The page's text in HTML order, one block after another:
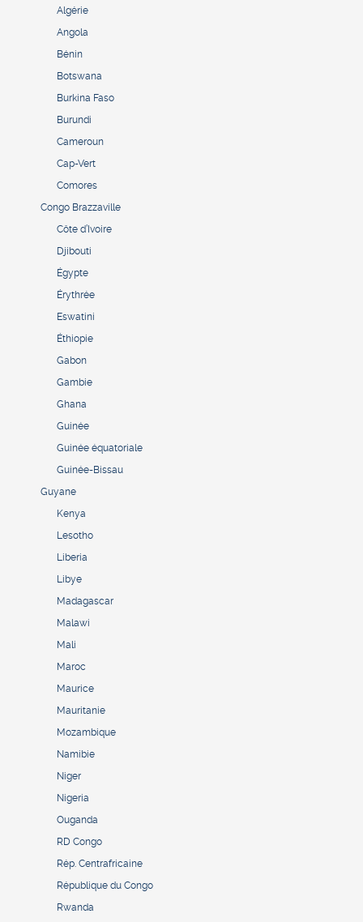
Algérie
Angola
Bénin
Botswana
Burkina Faso
Burundi
Cameroun
Cap-Vert
Comores
Congo Brazzaville
Côte d’Ivoire
Djibouti
Égypte
Érythrée
Eswatini
Éthiopie
Gabon
Gambie
Ghana
Guinée
Guinée équatoriale
Guinée-Bissau
Guyane
Kenya
Lesotho
Liberia
Libye
Madagascar
Malawi
Mali
Maroc
Maurice
Mauritanie
Mozambique
Namibie
Niger
Nigeria
Ouganda
RD Congo
Rép. Centrafricaine
République du Congo
Rwanda